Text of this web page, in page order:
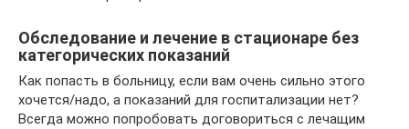
Обследование и лечение в стационаре без
категорических показаний
Как попасть в больницу, если вам очень сильно этого
хочется/надо, а показаний для госпитализации нет?
Всегда можно попробовать договориться с лечащим